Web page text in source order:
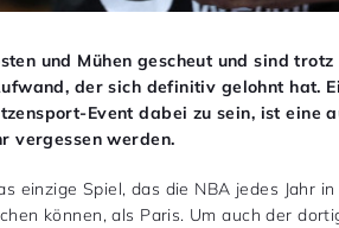
und Mühen gescheut und sind
der sich definitiv gelohnt hat.
Event dabei zu sein, ist eine
vergessen werden.
einzige Spiel, das die NBA jedes Jahr
können, als Paris. Um auch der